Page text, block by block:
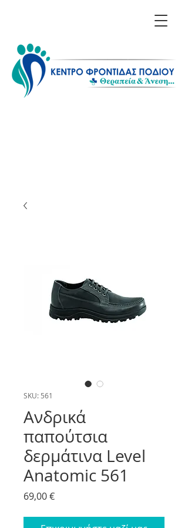
SKU: 561
Ανδρικά
παπούτσια
δερμάτινα Level
Anatomic 561
69,00 €Price